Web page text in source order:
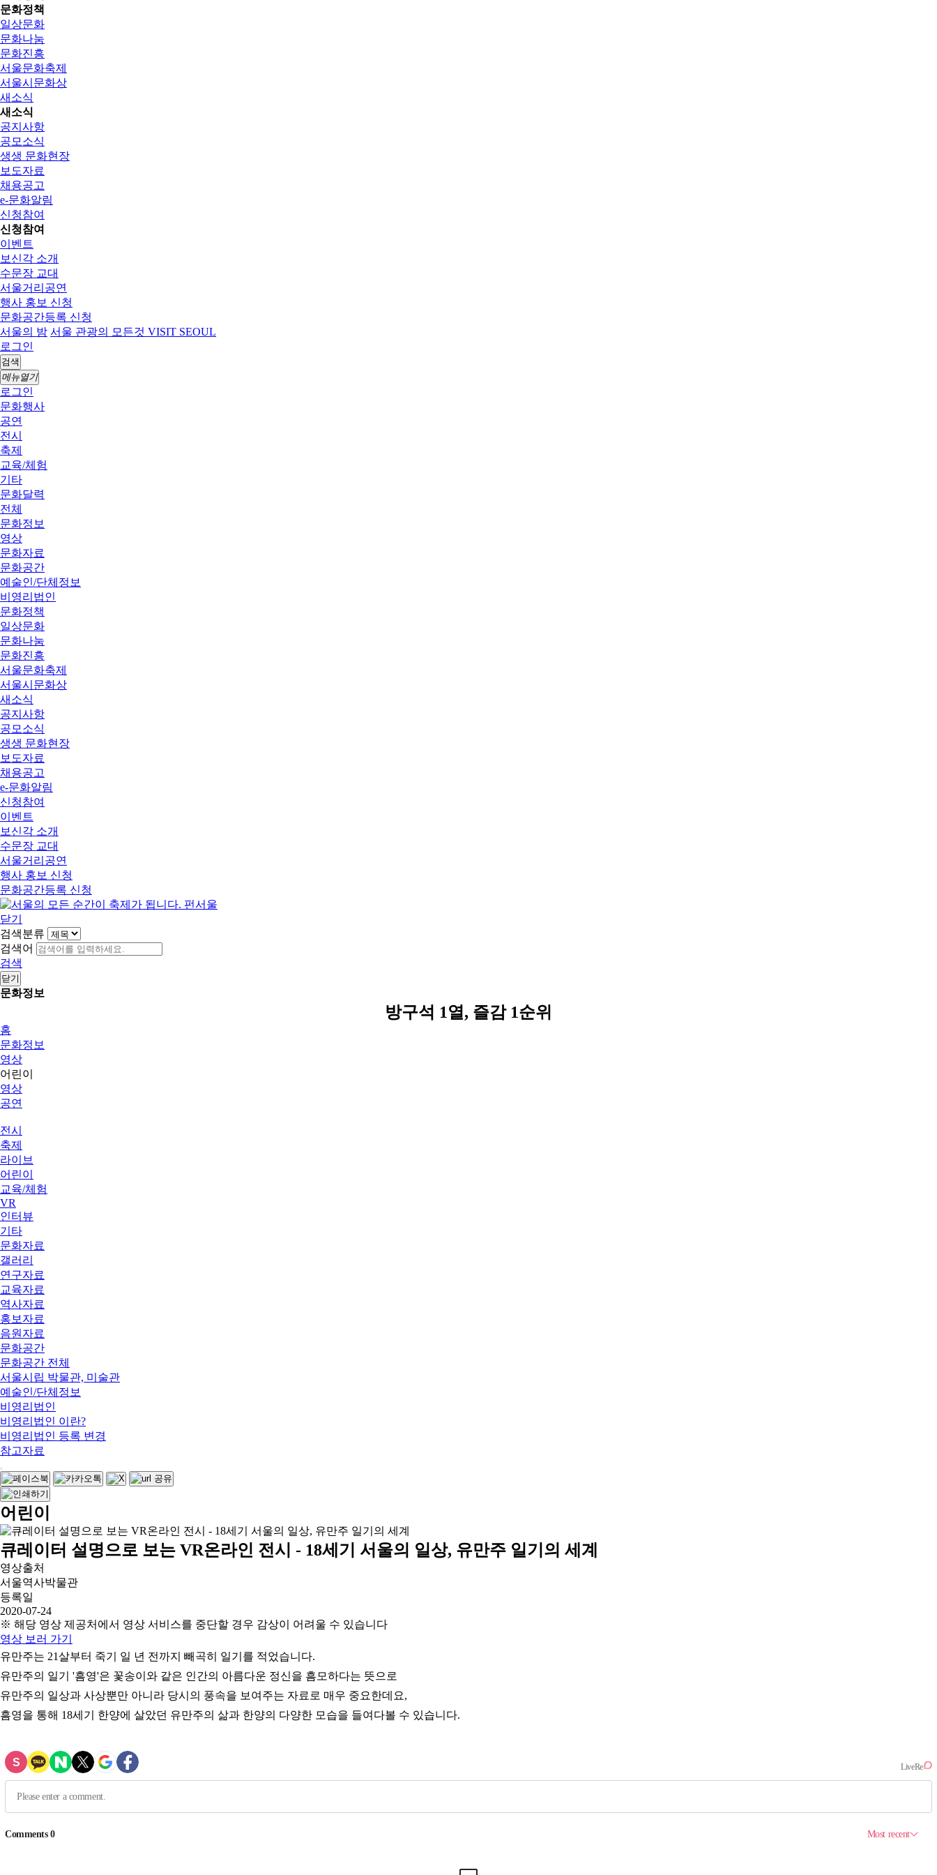
문화정책
일상문화
문화나눔
문화진흥
서울문화축제
서울시문화상
새소식
새소식
공지사항
공모소식
생생 문화현장
보도자료
채용공고
e-문화알림
신청참여
신청참여
이벤트
보신각 소개
수문장 교대
서울거리공연
행사 홍보 신청
문화공간등록 신청
서울의 밤 서울 관광의 모든것 VISIT SEOUL
로그인
검색
메뉴열기
로그인
문화행사
공연
전시
축제
교육/체험
기타
문화달력
전체
문화정보
영상
문화자료
문화공간
예술인/단체정보
비영리법인
문화정책
일상문화
문화나눔
문화진흥
서울문화축제
서울시문화상
새소식
공지사항
공모소식
생생 문화현장
보도자료
채용공고
e-문화알림
신청참여
이벤트
보신각 소개
수문장 교대
서울거리공연
행사 홍보 신청
문화공간등록 신청
닫기
검색분류
검색어
검색
닫기
문화정보
방구석 1열, 즐감 1순위
홈
문화정보
영상
어린이
영상
공연
전시
축제
라이브
어린이
교육/체험
VR
인터뷰
기타
문화자료
갤러리
연구자료
교육자료
역사자료
홍보자료
음원자료
문화공간
문화공간 전체
서울시립 박물관, 미술관
예술인/단체정보
비영리법인
비영리법인 이란?
비영리법인 등록 변경
참고자료
어린이
큐레이터 설명으로 보는 VR온라인 전시 - 18세기 서울의 일상, 유만주 일기의 세계
영상출처
서울역사박물관
등록일
2020-07-24
※ 해당 영상 제공처에서 영상 서비스를 중단할 경우 감상이 어려울 수 있습니다
영상 보러 가기
유만주는 21살부터 죽기 일 년 전까지 빼곡히 일기를 적었습니다.
유만주의 일기 '흠영'은 꽃송이와 같은 인간의 아름다운 정신을 흠모하다는 뜻으로
유만주의 일상과 사상뿐만 아니라 당시의 풍속을 보여주는 자료로 매우 중요한데요,
흠영을 통해 18세기 한양에 살았던 유만주의 삶과 한양의 다양한 모습을 들여다볼 수 있습니다.